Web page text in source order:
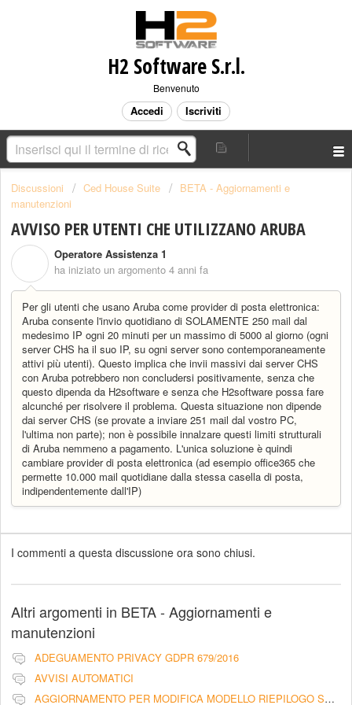
H2 Software S.r.l.
Benvenuto
Accedi Iscriviti
Discussioni Ced House Suite
BETA - Aggiornamenti e
manutenzioni
AVVISO PER UTENTI CHE UTILIZZANO ARUBA
Operatore Assistenza 1
ha iniziato un argomento 4 anni fa
Per gli utenti che usano Aruba come provider di posta elettronica:
Aruba consente l'invio quotidiano di SOLAMENTE 250 mail dal
medesimo IP ogni 20 minuti per un massimo di 5000 al giorno (ogni
server CHS ha il suo IP, su ogni server sono contemporaneamente
attivi più utenti). Questo implica che invii massivi dai server CHS
con Aruba potrebbero non concludersi positivamente, senza che
questo dipenda da H2software e senza che H2software possa fare
alcunché per risolvere il problema. Questa situazione non dipende
dai server CHS (se provate a inviare 251 mail dal vostro PC,
l'ultima non parte); non è possibile innalzare questi limiti strutturali
di Aruba nemmeno a pagamento. L'unica soluzione è quindi
cambiare provider di posta elettronica (ad esempio office365 che
permette 10.000 mail quotidiane dalla stessa casella di posta,
indipendentemente dall'IP)
I commenti a questa discussione ora sono chiusi.
Altri argomenti in BETA - Aggiornamenti e
manutenzioni
ADEGUAMENTO PRIVACY GDPR 679/2016
AVVISI AUTOMATICI
AGGIORNAMENTO PER MODIFICA MODELLO RIEPILOGO SCADENZA RATE CON PRATICHE LEGALI - LIBERATORIA